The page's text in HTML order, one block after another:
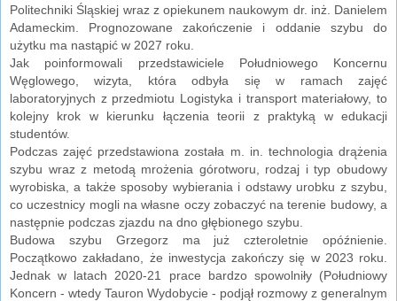
Politechniki Śląskiej wraz z opiekunem naukowym dr. inż. Danielem
Adameckim. Prognozowane zakończenie i oddanie szybu do
użytku ma nastąpić w 2027 roku.
Jak poinformowali przedstawiciele Południowego Koncernu
Węglowego, wizyta, która odbyła się w ramach zajęć
laboratoryjnych z przedmiotu Logistyka i transport materiałowy, to
kolejny krok w kierunku łączenia teorii z praktyką w edukacji
studentów.
Podczas zajęć przedstawiona została m. in. technologia drążenia
szybu wraz z metodą mrożenia górotworu, rodzaj i typ obudowy
wyrobiska, a także sposoby wybierania i odstawy urobku z szybu,
co uczestnicy mogli na własne oczy zobaczyć na terenie budowy, a
następnie podczas zjazdu na dno głębionego szybu.
Budowa szybu Grzegorz ma już czteroletnie opóźnienie.
Początkowo zakładano, że inwestycja zakończy się w 2023 roku.
Jednak w latach 2020-21 prace bardzo spowolniły (Południowy
Koncern - wtedy Tauron Wydobycie - podjął rozmowy z generalnym